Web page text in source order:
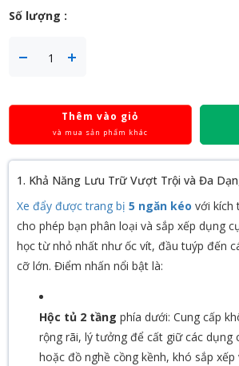
Số lượng :
Thêm vào giỏ
và mua sản phẩm khác
1. Khả Năng Lưu Trữ Vượt Trội và Đa
Xe đẩy được trang bị 5 ngăn kéo với kích
cho phép bạn phân loại và sắp xếp dụng
học từ nhỏ nhất như ốc vít, đầu tuýp đến
cỡ lớn. Điểm nhấn nổi bật là:
Hộc tủ 2 tầng phía dưới: Cung cấp
rộng rãi, lý tưởng để cất giữ các dụng
hoặc đồ nghề cồng kềnh, khó sắp